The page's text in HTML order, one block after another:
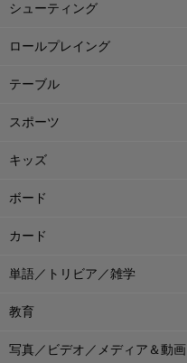
シューティング
ロールプレイング
テーブル
スポーツ
キッズ
ボード
カード
単語／トリビア／雑学
教育
写真／ビデオ／メディア＆動画